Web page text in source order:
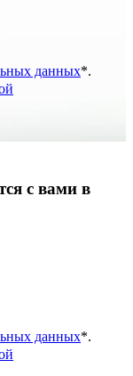
данных*.
с вами в
данных*.